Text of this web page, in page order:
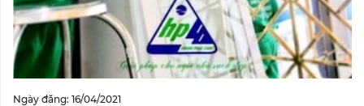
Ngày đăng: 16/04/2021